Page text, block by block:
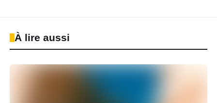
À lire aussi